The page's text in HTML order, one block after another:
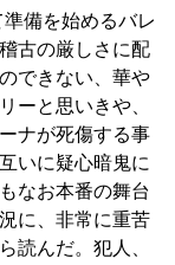
準備を始めるバレ
古の厳しさに配
できない、華や
ーと思いきや、
ナが死傷する事
いに疑心暗鬼に
なお本番の舞台
に、非常に重苦
読んだ。犯人、